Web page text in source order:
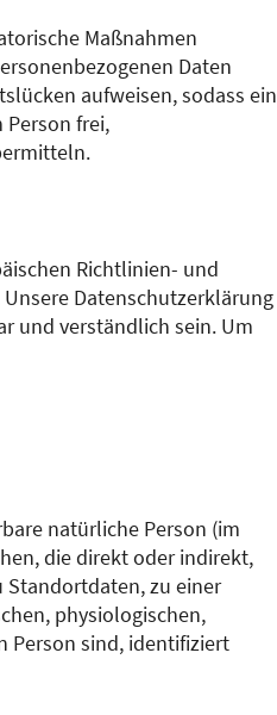
Maßnahmen
Daten
aufweisen, sodass ein
frei,
Richtlinien- und
Datenschutzerklärung
und verständlich sein. Um
natürliche Person (im
die direkt oder indirekt,
Standortdaten, zu einer
physiologischen,
Person sind, identifiziert